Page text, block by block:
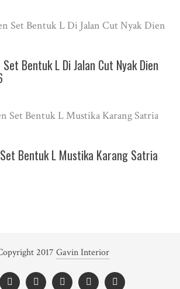
Bentuk L Di Jalan Cut Nyak Dien
Bentuk L Mustika Karang Satria
2017 Gavin Interior